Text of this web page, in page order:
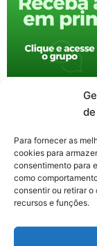
Para fornecer as
cookies para
consentimento para
como
consentir ou retirar
recursos e funções.